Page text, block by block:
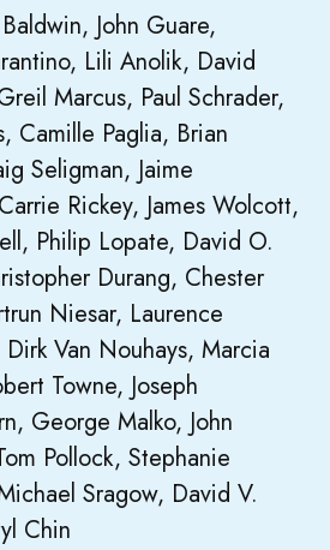
John Guare,
Lili Anolik, David
Marcus, Paul Schrader,
Camille Paglia, Brian
Seligman, Jaime
Rickey, James Wolcott,
Philip Lopate, David O.
Durang, Chester
Niesar, Laurence
Van Nouhays, Marcia
Towne, Joseph
George Malko, John
Pollock, Stephanie
Sragow, David V.
Chin